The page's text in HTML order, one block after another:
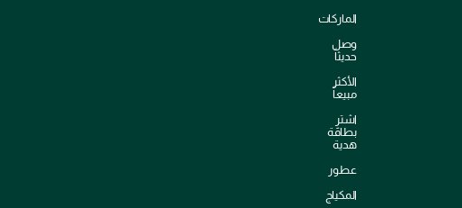
الماركات
وصل
حديثاً
الأكثر
مبيعاً
اشترِ
بطاقة
هدية
عطور
المكياج